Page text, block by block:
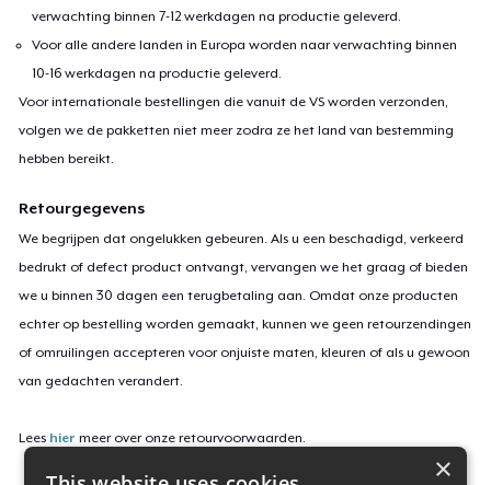
verwachting binnen 7-12 werkdagen na productie geleverd.
Voor alle andere landen in Europa worden naar verwachting binnen
10-16 werkdagen na productie geleverd.
Voor internationale bestellingen die vanuit de VS worden verzonden,
volgen we de pakketten niet meer zodra ze het land van bestemming
hebben bereikt.
Retourgegevens
We begrijpen dat ongelukken gebeuren. Als u een beschadigd, verkeerd
bedrukt of defect product ontvangt, vervangen we het graag of bieden
we u binnen 30 dagen een terugbetaling aan. Omdat onze producten
echter op bestelling worden gemaakt, kunnen we geen retourzendingen
of omruilingen accepteren voor onjuiste maten, kleuren of als u gewoon
van gedachten verandert.
Lees hier meer over onze retourvoorwaarden.
×